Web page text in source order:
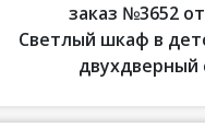
заказ №3652
Светлый шкаф в
двухдверный